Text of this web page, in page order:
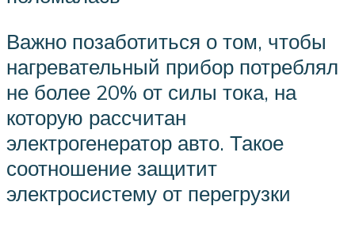
Важно позаботиться о том, чтобы
нагревательный прибор потреблял
не более 20% от силы тока, на
которую рассчитан
электрогенератор авто. Такое
соотношение защитит
электросистему от перегрузки